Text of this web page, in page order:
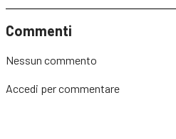
Commenti
Nessun commento
Accedi per commentare